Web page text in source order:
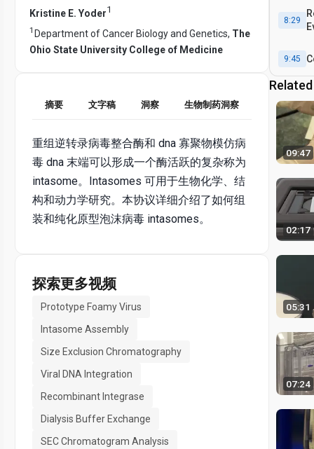
Kristine E. Yoder1
1 Department of Cancer Biology and Genetics, The
Ohio State University College of Medicine
摘要 文字稿 洞察 生物制药洞察
重组逆转录病毒整合酶和 dna 寡聚物模仿病
毒 dna 末端可以形成一个酶活跃的复杂称为
intasome。Intasomes 可用于生物化学、结
构和动力学研究。本协议详细介绍了如何组
装和纯化原型泡沫病毒 intasomes。
探索更多视频
Prototype Foamy Virus
Intasome Assembly
Size Exclusion Chromatography
Viral DNA Integration
Recombinant Integrase
Dialysis Buffer Exchange
SEC Chromatogram Analysis
8:29
9:45
09:47
02:17
05:31
07:24